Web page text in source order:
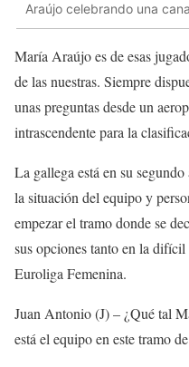
Araújo celebrando una
María Araújo es de esas
de las nuestras. Siempre
unas preguntas desde un
intrascendente para la
La gallega está en su
la situación del equipo y
empezar el tramo donde se
sus opciones tanto en la
Euroliga Femenina.
Juan Antonio (J) – ¿Qué tal
está el equipo en este tramo